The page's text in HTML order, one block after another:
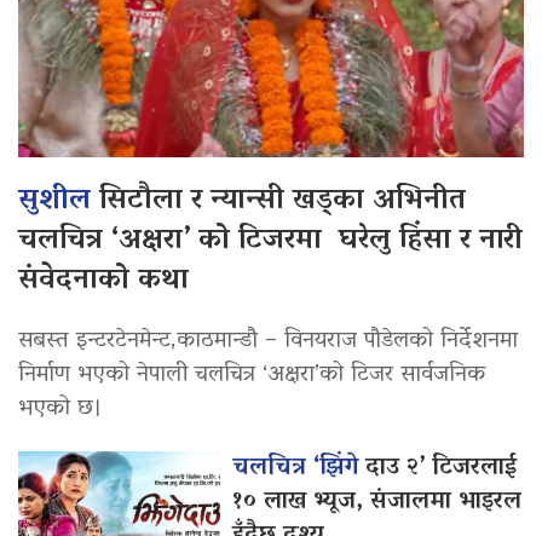
सुशीलसिटौला र न्यान्सी खड्का अभिनीत
चलचित्र ‘अक्षरा’ को टिजरमा घरेलु हिंसा र नारी
संवेदनाको कथा
सबस्त इन्टरटेनमेन्ट,काठमान्डौ – विनयराज पौडेलको निर्देशनमा
निर्माण भएको नेपाली चलचित्र ‘अक्षरा’को टिजर सार्वजनिक
भएको छ।
चलचित्र ‘झिंगेदाउ २’ टिजरलाई
१० लाख भ्यूज, संजालमा भाइरल